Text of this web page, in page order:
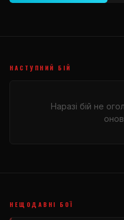
НАСТУПНИЙ БІЙ
Наразі бій не
НЕЩОДАВНІ БОЇ